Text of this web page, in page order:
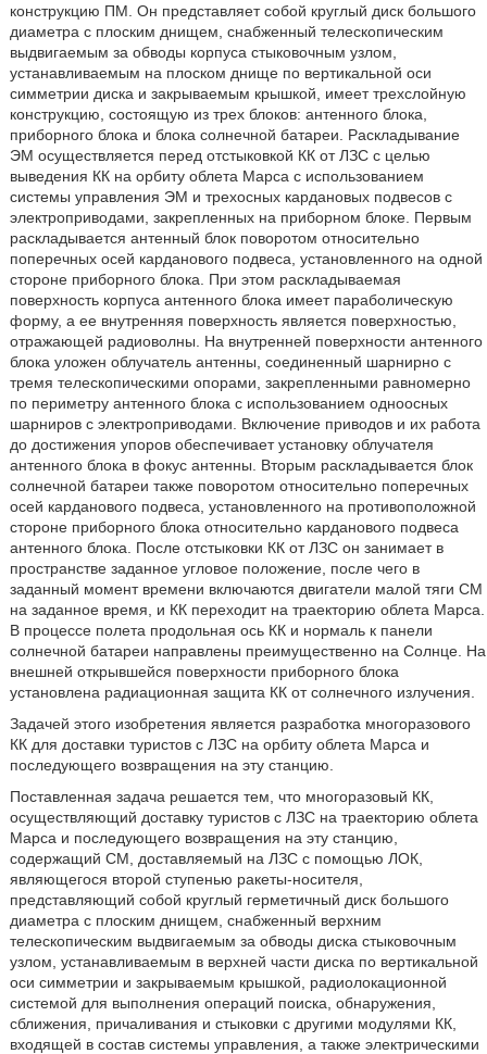
конструкцию ПМ. Он представляет собой круглый диск большого
диаметра с плоским днищем, снабженный телескопическим
выдвигаемым за обводы корпуса стыковочным узлом,
устанавливаемым на плоском днище по вертикальной оси
симметрии диска и закрываемым крышкой, имеет трехслойную
конструкцию, состоящую из трех блоков: антенного блока,
приборного блока и блока солнечной батареи. Раскладывание
ЭМ осуществляется перед отстыковкой КК от ЛЗС с целью
выведения КК на орбиту облета Марса с использованием
системы управления ЭМ и трехосных кардановых подвесов с
электроприводами, закрепленных на приборном блоке. Первым
раскладывается антенный блок поворотом относительно
поперечных осей карданового подвеса, установленного на одной
стороне приборного блока. При этом раскладываемая
поверхность корпуса антенного блока имеет параболическую
форму, а ее внутренняя поверхность является поверхностью,
отражающей радиоволны. На внутренней поверхности антенного
блока уложен облучатель антенны, соединенный шарнирно с
тремя телескопическими опорами, закрепленными равномерно
по периметру антенного блока с использованием одноосных
шарниров с электроприводами. Включение приводов и их работа
до достижения упоров обеспечивает установку облучателя
антенного блока в фокус антенны. Вторым раскладывается блок
солнечной батареи также поворотом относительно поперечных
осей карданового подвеса, установленного на противоположной
стороне приборного блока относительно карданового подвеса
антенного блока. После отстыковки КК от ЛЗС он занимает в
пространстве заданное угловое положение, после чего в
заданный момент времени включаются двигатели малой тяги СМ
на заданное время, и КК переходит на траекторию облета Марса.
В процессе полета продольная ось КК и нормаль к панели
солнечной батареи направлены преимущественно на Солнце. На
внешней открывшейся поверхности приборного блока
установлена радиационная защита КК от солнечного излучения.
Задачей этого изобретения является разработка многоразового
КК для доставки туристов с ЛЗС на орбиту облета Марса и
последующего возвращения на эту станцию.
Поставленная задача решается тем, что многоразовый КК,
осуществляющий доставку туристов с ЛЗС на траекторию облета
Марса и последующего возвращения на эту станцию,
содержащий СМ, доставляемый на ЛЗС с помощью ЛОК,
являющегося второй ступенью ракеты-носителя,
представляющий собой круглый герметичный диск большого
диаметра с плоским днищем, снабженный верхним
телескопическим выдвигаемым за обводы диска стыковочным
узлом, устанавливаемым в верхней части диска по вертикальной
оси симметрии и закрываемым крышкой, радиолокационной
системой для выполнения операций поиска, обнаружения,
сближения, причаливания и стыковки с другими модулями КК,
входящей в состав системы управления, а также электрическими